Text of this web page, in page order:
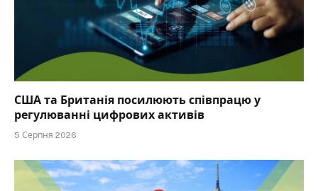
США та Британія посилюють співпрацю у
регулюванні цифрових активів
5 Серпня 2026